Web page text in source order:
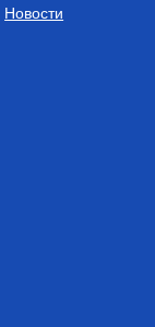
Новости